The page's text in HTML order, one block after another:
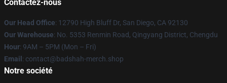
Contactez-nous
Our Head Office: 12790 High Bluff Dr, San Diego, CA 92130
Our Warehouse: No. 5353 Renmin Road, Qingyang District, Chengdu
Hour: 9AM – 5PM (Mon – Fri)
Email : contact@badshah-merch.shop
Notre société